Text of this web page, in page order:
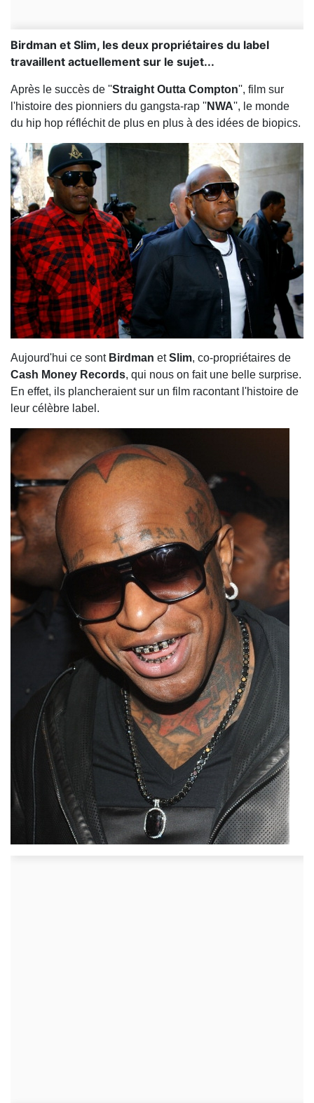
Birdman et Slim, les deux propriétaires du label
travaillent actuellement sur le sujet...
Après le succès de ''Straight Outta Compton'', film sur
l'histoire des pionniers du gangsta-rap ''NWA'', le monde
du hip hop réfléchit de plus en plus à des idées de biopics.
Aujourd'hui ce sont Birdman etSlim, co-propriétaires de
Cash Money Records, qui nous on fait une belle surprise.
En effet, ils plancheraient sur un film racontant l'histoire de
leur célèbre label.